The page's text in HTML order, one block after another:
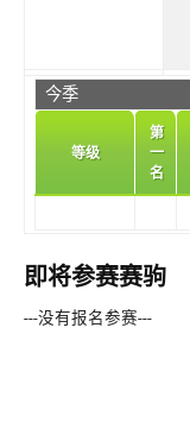
今季
等级
第
一
名
即将参赛赛驹
---没有报名参赛---